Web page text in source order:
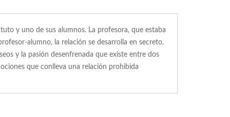
y uno de sus alumnos. La profesora, que estaba
alumno, la relación se desarrolla en secreto.
y la pasión desenfrenada que existe entre dos
que conlleva una relación prohibida